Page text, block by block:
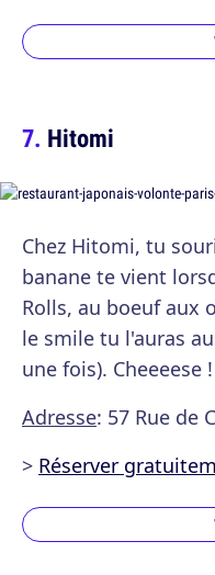
Hitomi
Chez Hitomi, tu
banane te vient
Rolls, au boeuf aux
le smile tu l'auras
une fois). Cheeeese !
Adresse: 57 Rue de
> Réserver